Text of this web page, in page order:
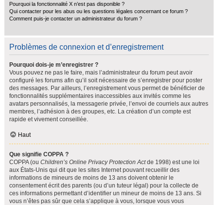
Pourquoi la fonctionnalité X n’est pas disponible ?
Qui contacter pour les abus ou les questions légales concernant ce forum ?
Comment puis-je contacter un administrateur du forum ?
Problèmes de connexion et d’enregistrement
Pourquoi dois-je m’enregistrer ?
Vous pouvez ne pas le faire, mais l’administrateur du forum peut avoir
configuré les forums afin qu’il soit nécessaire de s’enregistrer pour poster
des messages. Par ailleurs, l’enregistrement vous permet de bénéficier de
fonctionnalités supplémentaires inaccessibles aux invités comme les
avatars personnalisés, la messagerie privée, l’envoi de courriels aux autres
membres, l’adhésion à des groupes, etc. La création d’un compte est
rapide et vivement conseillée.
Haut
Que signifie COPPA ?
COPPA (ou Children’s Online Privacy Protection Actde 1998) est une loi
aux États-Unis qui dit que les sites Internet pouvant recueillir des
informations de mineurs de moins de 13 ans doivent obtenir le
consentement écrit des parents (ou d’un tuteur légal) pour la collecte de
ces informations permettant d’identifier un mineur de moins de 13 ans. Si
vous n’êtes pas sûr que cela s’applique à vous, lorsque vous vous